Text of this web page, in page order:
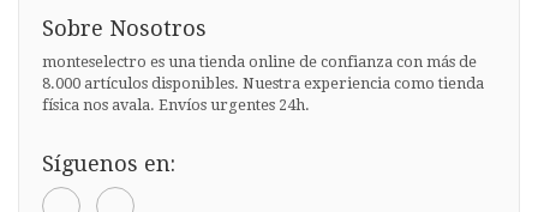
Sobre Nosotros
monteselectro es una tienda online de confianza con más de
8.000 artículos disponibles. Nuestra experiencia como tienda
física nos avala. Envíos urgentes 24h.
Síguenos en: